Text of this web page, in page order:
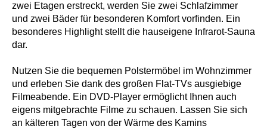
zwei Etagen erstreckt, werden Sie zwei Schlafzimmer
und zwei Bäder für besonderen Komfort vorfinden. Ein
besonderes Highlight stellt die hauseigene Infrarot-Sauna
dar.
Nutzen Sie die bequemen Polstermöbel im Wohnzimmer
und erleben Sie dank des großen Flat-TVs ausgiebige
Filmeabende. Ein DVD-Player ermöglicht Ihnen auch
eigens mitgebrachte Filme zu schauen. Lassen Sie sich
an kälteren Tagen von der Wärme des Kamins